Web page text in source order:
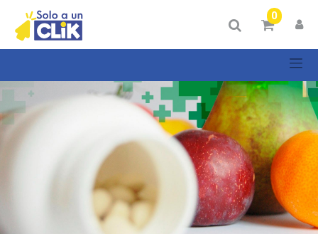
0
Mostrar
Categorías
Mostrar
opciones